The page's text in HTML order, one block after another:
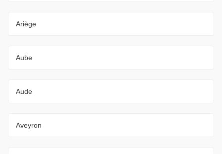
Ariège
Aube
Aude
Aveyron